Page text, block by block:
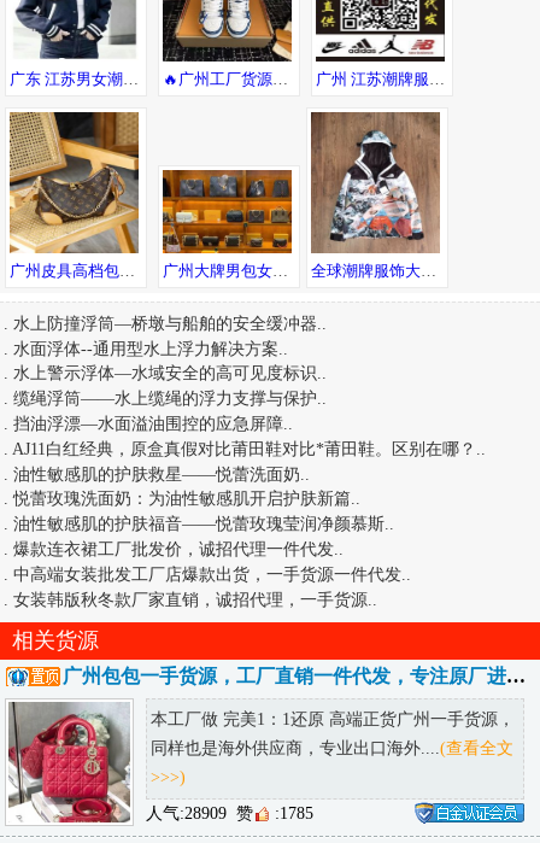
广东 江苏男女潮牌服饰 工厂直发供货 一手货源 一件代发售后无忧 🔥广州工厂货源！支持一件代发😎，可自取，广州市内可送货上门 广州 江苏潮牌服饰，一手货源，免费代理，支持退换
广州皮具高档包包货源 专柜品质 诚招代理 一件代发全球可达 广州大牌男包女包手表工厂 高品质 诚招微商代理 一件代发 全球潮牌服饰大牌男装一手货源，一件代发，随意退换
.水上防撞浮筒—桥墩与船舶的安全缓冲器
.水面浮体--通用型水上浮力解决方案
.水上警示浮体—水域安全的高可见度标识..
.缆绳浮筒——水上缆绳的浮力支撑与保护
.挡油浮漂—水面溢油围控的应急屏障
AJ11白红经典，原盒真假对比莆田鞋对比*莆田鞋。区别在哪？
.油性敏感肌的护肤救星——悦蕾洗面奶
.悦蕾玫瑰洗面奶：为油性敏感肌开启护肤新篇..
.油性敏感肌的护肤福音——悦蕾玫瑰莹润净颜慕斯
.爆款连衣裙工厂批发价，诚招代理一件代发
.中高端女装批发工厂店爆款出货，一手货源一件代发
.女装韩版秋冬款厂家直销，诚招代理，一手货源
相关货源
广州包包一手货源，工厂直销一件代发，专注原厂进口皮，全国包邮诚招代理
本工厂做 完美1：1还原 高端正货广州一手货源，
同样也是海外供应商，专业出口海外....(查看全文
>>>)
人气:28909 赞 :1785